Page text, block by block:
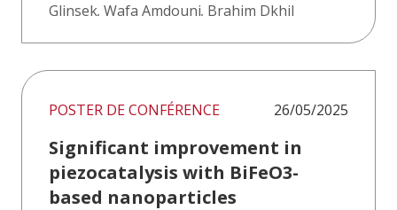
Glinsek, Wafa Amdouni, Brahim Dkhil
POSTER DE CONFÉRENCE 26/05/2025
Significant improvement in
piezocatalysis with BiFeO3-
based nanoparticles